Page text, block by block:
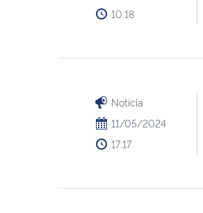
10:18
Notícia
11/05/2024
17:17